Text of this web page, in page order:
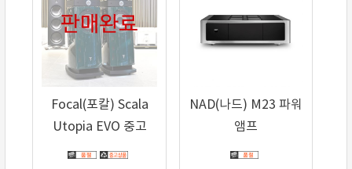
Focal(포칼) Scala
Utopia EVO 중고
NAD(나드) M23 파워
앰프